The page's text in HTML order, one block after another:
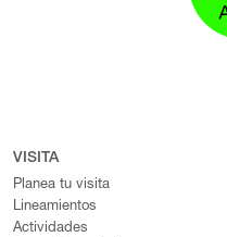
VISITA
Planea tu visita
Lineamientos
Actividades